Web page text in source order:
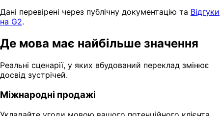
Дані перевірені через публічну документацію та Відгуки
на G2.
Де мова має найбільше значення
Реальні сценарії, у яких вбудований переклад змінює
досвід зустрічей.
Міжнародні продажі